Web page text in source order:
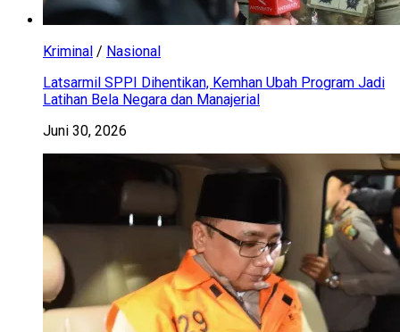
Kriminal / Nasional
Latsarmil SPPI Dihentikan, Kemhan Ubah Program Jadi
Latihan Bela Negara dan Manajerial
Juni 30, 2026